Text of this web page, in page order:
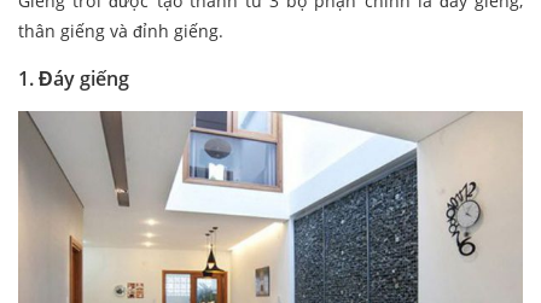
thân giếng và đỉnh giếng.
1. Đáy giếng